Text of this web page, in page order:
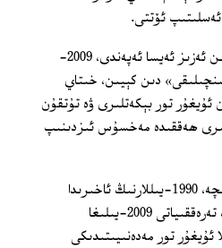
ئۆتتى.
ئەنگلىيەدىكى ئۇيغۇر زىيالىيلىرىدىن ئەزىز ئەيسا ئەپەندى، 2009-
دىن كېيىن، خىتاي
ئۇيغۇر تور بېكەتلىرى ۋە تۇتقۇن
ھەققىدە مەخسۇس ئىزدىنىپ
ئەزىز ئەيسا ئەپەندىنىڭ بىلدۈرۈشىچە، 1990-يىللارنىڭ ئاخىرىدا
باشلانغان ئۇيغۇرچە تور بەتلەرنىڭ تەرەققىياتى 2009-يىلىغا
شۇنداقلا ئۇيغۇر تور مەدەنىيىتىدىكى